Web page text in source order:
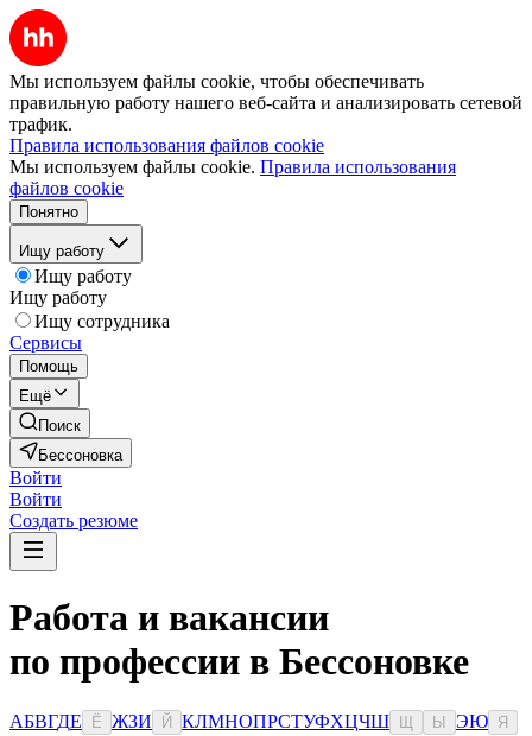
Мы используем файлы cookie, чтобы обеспечивать
правильную работу нашего веб-сайта и анализировать сетевой
трафик.
Правила использования файлов cookie
Мы используем файлы cookie. Правила использования
файлов cookie
Понятно
Ищу работу
Ищу работу
Ищу работу
Ищу сотрудника
Сервисы
Помощь
Ещё
Поиск
Бессоновка
Войти
Войти
Создать резюме
Работа и вакансии
по профессии в Бессоновке
АБВГДЕ Ё ЖЗИ Й КЛМНОПРСТУФХЦЧШ Ы ЭЮ Я